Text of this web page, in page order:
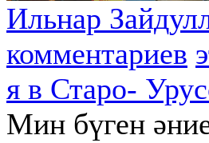
Ильнар
комментариев
я в Старо-
Мин бүген